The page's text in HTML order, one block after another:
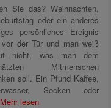
Sie das? Weihnachten,
oder ein anderes
persönliches Ereignis
der Tür und man weiß
nicht, was man dem
Mitmenschen
soll. Ein Pfund Kaffee,
Socken oder
Mehr lesen